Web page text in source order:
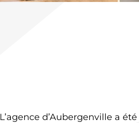
L’agence d’Aubergenville a été